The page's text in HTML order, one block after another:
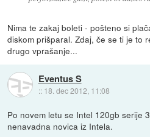
Nima te zakaj boleti - pošteno si
diskom prišparal. Zdaj, če se ti je to
drugo vprašanje...
Eventus S
:: 18. dec 2012, 11:08
Po novem letu se Intel 120gb serije
nenavadna novica iz Intela.